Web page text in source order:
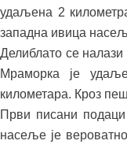
удаљена 2
западна ивица
Делиблато се
Мраморка је
километара. Кроз
Први писани
насеље је